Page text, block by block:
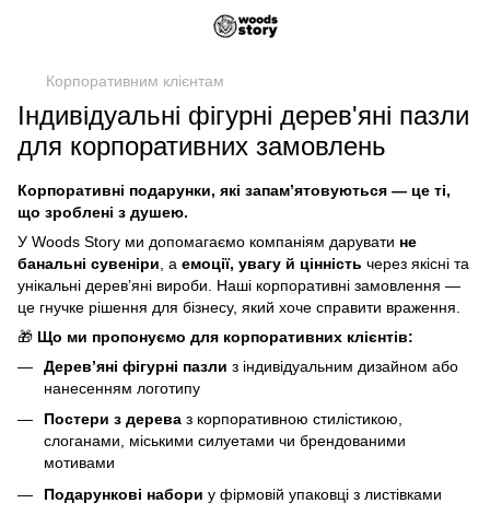
Корпоративним клієнтам
Індивідуальні фігурні дерев'яні пазли
для корпоративних замовлень
Корпоративні подарунки, які запам’ятовуються — це ті,
що зроблені з душею.
У Woods Story ми допомагаємо компаніям дарувати не
банальні сувеніри , а емоції, увагу й цінність через якісні та
унікальні дерев’яні вироби. Наші корпоративні замовлення —
це гнучке рішення для бізнесу, який хоче справити враження.
🎁 Що ми пропонуємо для корпоративних клієнтів:
Дерев’яні фігурні пазли з індивідуальним дизайном або
нанесенням логотипу
Постери з дерева з корпоративною стилістикою,
слоганами, міськими силуетами чи брендованими
мотивами
Подарункові набори у фірмовій упаковці з листівками